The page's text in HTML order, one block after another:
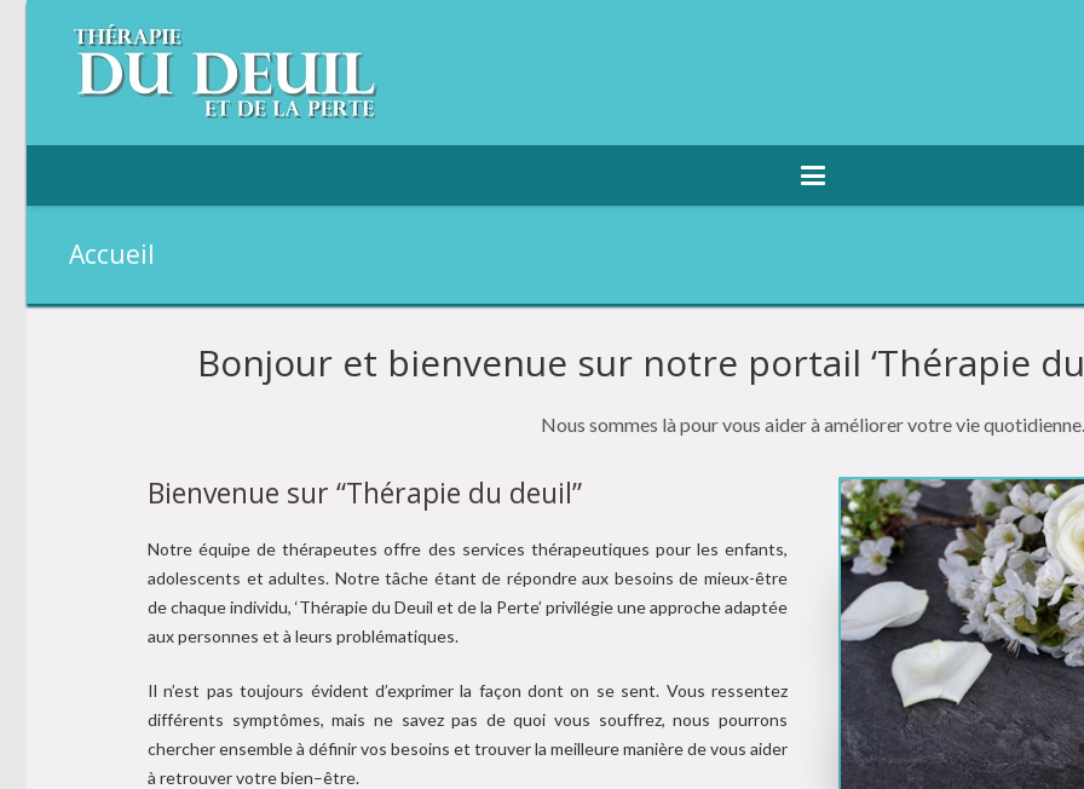
Accueil
Bonjour et bienvenue sur notre portail ‘Thérapie
Nous sommes là pour vous aider à améliorer votre vie quotidienne.
Bienvenue sur “Thérapie du deuil”
Notre équipe de thérapeutes offre des services thérapeutiques pour les enfants,
adolescents et adultes. Notre tâche étant de répondre aux besoins de mieux-être
de chaque individu, ‘Thérapie du Deuil et de la Perte’ privilégie une approche adaptée
aux personnes et à leurs problématiques.
Il n’est pas toujours évident d’exprimer la façon dont on se sent. Vous ressentez
différents symptômes, mais ne savez pas de quoi vous souffrez, nous pourrons
chercher ensemble à définir vos besoins et trouver la meilleure manière de vous aider
à retrouver votre bien–être.